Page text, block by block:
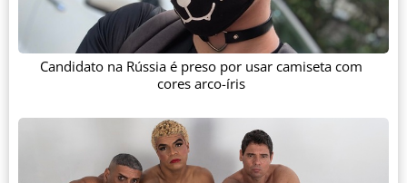
Candidato na Rússia é preso por usar camiseta com
cores arco-íris